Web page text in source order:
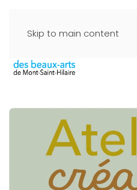
Skip to main content